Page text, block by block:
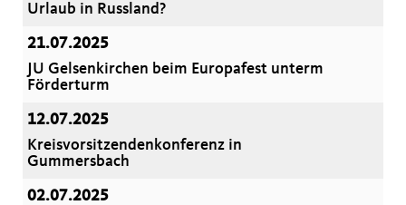
Urlaub in Russland?
21.07.2025
JU Gelsenkirchen beim Europafest unterm
Förderturm
12.07.2025
Kreisvorsitzendenkonferenz in
Gummersbach
02.07.2025